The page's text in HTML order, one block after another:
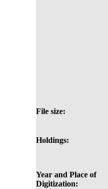
File size:
Holdings:
Year and Place of
Digitization: